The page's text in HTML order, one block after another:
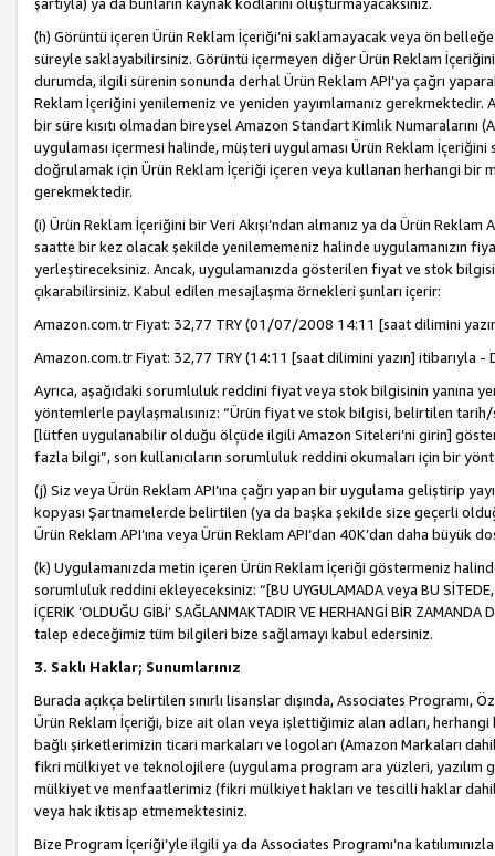
şartıyla) ya da bunların kaynak kodlarını oluşturmayacaksınız.
(h) Görüntü içeren Ürün Reklam İçeriği’ni saklamayacak veya ön
süreyle saklayabilirsiniz. Görüntü içermeyen diğer Ürün Reklam
durumda, ilgili sürenin sonunda derhal Ürün Reklam API’ya çağrı
Reklam İçeriğini yenilemeniz ve yeniden yayımlamanız gerekmektedir.
bir süre kısıtı olmadan bireysel Amazon Standart Kimlik Numaralarını
uygulaması içermesi halinde, müşteri uygulaması Ürün Reklam
doğrulamak için Ürün Reklam İçeriği içeren veya kullanan herhangi bir
gerekmektedir.
(i) Ürün Reklam İçeriğini bir Veri Akışı’ndan almanız ya da Ürün
saatte bir kez olacak şekilde yenilememeniz halinde uygulamanızın
yerleştireceksiniz. Ancak, uygulamanızda gösterilen fiyat ve stok
çıkarabilirsiniz. Kabul edilen mesajlaşma örnekleri şunları içerir:
Amazon.com.tr Fiyat: 32,77 TRY (01/07/2008 14:11 [saat dilimini
Amazon.com.tr Fiyat: 32,77 TRY (14:11 [saat dilimini yazın] itibarıyla -
Ayrıca, aşağıdaki sorumluluk reddini fiyat veya stok bilgisinin yanına
yöntemlerle paylaşmalısınız: “Ürün fiyat ve stok bilgisi, belirtilen
[lütfen uygulanabilir olduğu ölçüde ilgili Amazon Siteleri’ni girin]
fazla bilgi”, son kullanıcıların sorumluluk reddini okumaları için bir
(j) Siz veya Ürün Reklam API’ına çağrı yapan bir uygulama geliştirip
kopyası Şartnamelerde belirtilen (ya da başka şekilde size geçerli
Ürün Reklam API’ına veya Ürün Reklam API’dan 40K’dan daha büyük
(k) Uygulamanızda metin içeren Ürün Reklam İçeriği göstermeniz
sorumluluk reddini ekleyeceksiniz: “[BU UYGULAMADA veya BU SİTEDE,
İÇERİK ‘OLDUĞU GİBİ’ SAĞLANMAKTADIR VE HERHANGİ BİR
talep edeceğimiz tüm bilgileri bize sağlamayı kabul edersiniz.
3. Saklı Haklar; Sunumlarınız
Burada açıkça belirtilen sınırlı lisanslar dışında, Associates Programı,
Ürün Reklam İçeriği, bize ait olan veya işlettiğimiz alan adları,
bağlı şirketlerimizin ticari markaları ve logoları (Amazon Markaları
fikri mülkiyet ve teknolojilere (uygulama program ara yüzleri,
mülkiyet ve menfaatlerimiz (fikri mülkiyet hakları ve tescilli haklar
veya hak iktisap etmemektesiniz.
Bize Program İçeriği’yle ilgili ya da Associates Programı’na